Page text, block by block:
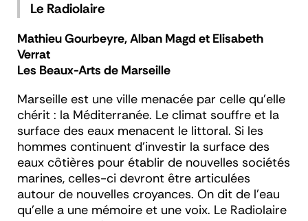
Le Radiolaire
Mathieu Gourbeyre, Alban Magd et Elisabeth
Verrat
Les Beaux-Arts de Marseille
Marseille est une ville menacée par celle qu’elle
chérit : la Méditerranée. Le climat souffre et la
surface des eaux menacent le littoral. Si les
hommes continuent d’investir la surface des
eaux côtières pour établir de nouvelles sociétés
marines, celles-ci devront être articulées
autour de nouvelles croyances. On dit de l’eau
qu’elle a une mémoire et une voix. Le Radiolaire